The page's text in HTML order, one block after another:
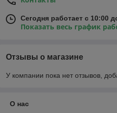
Сегодня работает с 10:00
Показать весь график
Отзывы о магазине
У компании пока нет отзывов,
О нас